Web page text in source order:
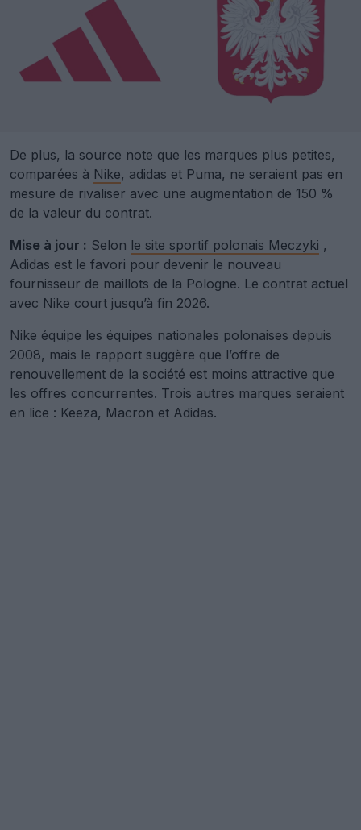
De plus, la source note que les marques plus petites,
comparées à Nike, adidas et Puma, ne seraient pas en
mesure de rivaliser avec une augmentation de 150 %
de la valeur du contrat.
Mise à jour : Selon le site sportif polonais Meczyki ,
Adidas est le favori pour devenir le nouveau
fournisseur de maillots de la Pologne. Le contrat actuel
avec Nike court jusqu’à fin 2026.
Nike équipe les équipes nationales polonaises depuis
2008, mais le rapport suggère que l’offre de
renouvellement de la société est moins attractive que
les offres concurrentes. Trois autres marques seraient
en lice : Keeza, Macron et Adidas.